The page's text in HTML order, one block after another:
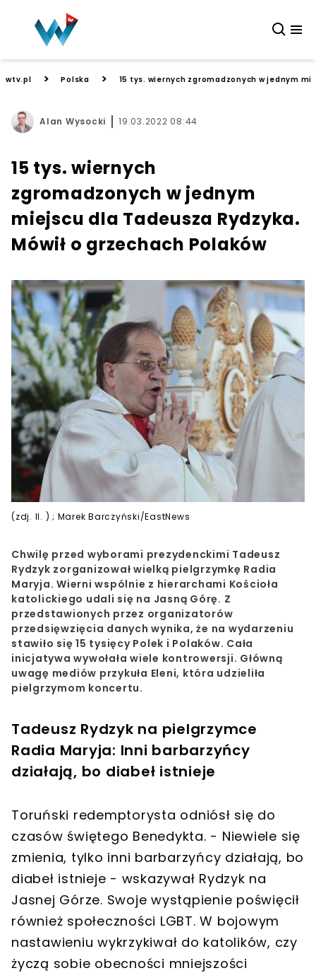
wtv.pl > Polska > 15 tys. wiernych zgromadzonych w jednym
Alan Wysocki 19.03.2022 08:44
15 tys. wiernych
zgromadzonych w jednym
miejscu dla Tadeusza Rydzyka.
Mówił o grzechach Polaków
(zdj. Il. ) ; Marek Barczyński/EastNews
Chwilę przed wyborami prezydenckimi Tadeusz
Rydzyk zorganizował wielką pielgrzymkę Radia
Maryja. Wierni wspólnie z hierarchami Kościoła
katolickiego udali się na Jasną Górę. Z
przedstawionych przez organizatorów
przedsięwzięcia danych wynika, że na wydarzeniu
stawiło się 15 tysięcy Polek i Polaków. Cała
inicjatywa wywołała wiele kontrowersji. Główną
uwagę mediów przykuła Eleni, która udzieliła
pielgrzymom koncertu.
Tadeusz Rydzyk na pielgrzymce
Radia Maryja: Inni barbarzyńcy
działają, bo diabeł istnieje
Toruński redemptorysta odniósł się do
czasów świętego Benedykta. - Niewiele się
zmienia, tylko inni barbarzyńcy działają, bo
diabeł istnieje - wskazywał Rydzyk na
Jasnej Górze. Swoje wystąpienie poświęcił
również społeczności LGBT. W bojowym
nastawieniu wykrzykiwał do katolików, czy
życzą sobie obecności mniejszości